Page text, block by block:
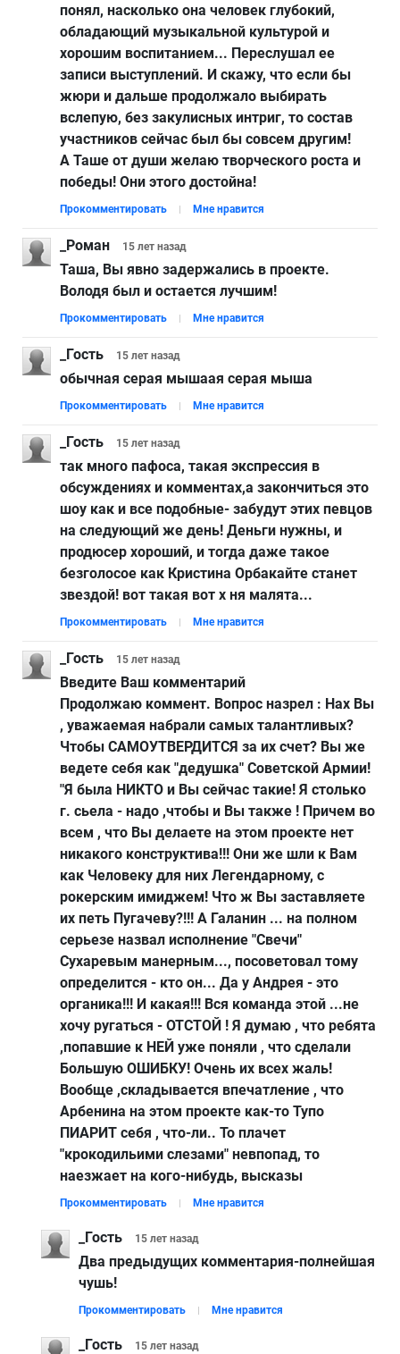
понял, насколько она человек глубокий,
обладающий музыкальной культурой и
хорошим воспитанием... Переслушал ее
записи выступлений. И скажу, что если бы
жюри и дальше продолжало выбирать
вслепую, без закулисных интриг, то состав
участников сейчас был бы совсем другим!
А Таше от души желаю творческого роста и
победы! Они этого достойна!
Прокомментировать Мне нравится
_Роман 15 лет назад
Таша, Вы явно задержались в проекте.
Володя был и остается лучшим!
Прокомментировать Мне нравится
_Гость 15 лет назад
обычная серая мышаая серая мыша
Прокомментировать Мне нравится
_Гость 15 лет назад
так много пафоса, такая экспрессия в
обсуждениях и комментах,а закончиться это
шоу как и все подобные- забудут этих певцов
на следующий же день! Деньги нужны, и
продюсер хороший, и тогда даже такое
безголосое как Кристина Орбакайте станет
звездой! вот такая вот х ня малята...
Прокомментировать Мне нравится
_Гость 15 лет назад
Введите Ваш комментарий
Продолжаю коммент. Вопрос назрел : Нах Вы
, уважаемая набрали самых талантливых?
Чтобы САМОУТВЕРДИТСЯ за их счет? Вы же
ведете себя как "дедушка" Советской Армии!
"Я была НИКТО и Вы сейчас такие! Я столько
г. сьела - надо ,чтобы и Вы также ! Причем во
всем , что Вы делаете на этом проекте нет
никакого конструктива!!! Они же шли к Вам
как Человеку для них Легендарному, с
рокерским имиджем! Что ж Вы заставляете
их петь Пугачеву?!!! А Галанин ... на полном
серьезе назвал исполнение "Свечи"
Сухаревым манерным..., посоветовал тому
определится - кто он... Да у Андрея - это
органика!!! И какая!!! Вся команда этой ...не
хочу ругаться - ОТСТОЙ ! Я думаю , что ребята
,попавшие к НЕЙ уже поняли , что сделали
Большую ОШИБКУ! Очень их всех жаль!
Вообще ,складывается впечатление , что
Арбенина на этом проекте как-то Тупо
ПИАРИТ себя , что-ли.. То плачет
"крокодильими слезами" невпопад, то
наезжает на кого-нибудь, высказы
Прокомментировать Мне нравится
_Гость 15 лет назад
Два предыдущих комментария-полнейшая
чушь!
Прокомментировать Мне нравится
_Гость 15 лет назад